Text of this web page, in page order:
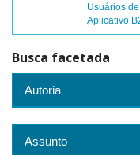
Usuários
Aplicativo
Busca facetada
Autoria
Assunto